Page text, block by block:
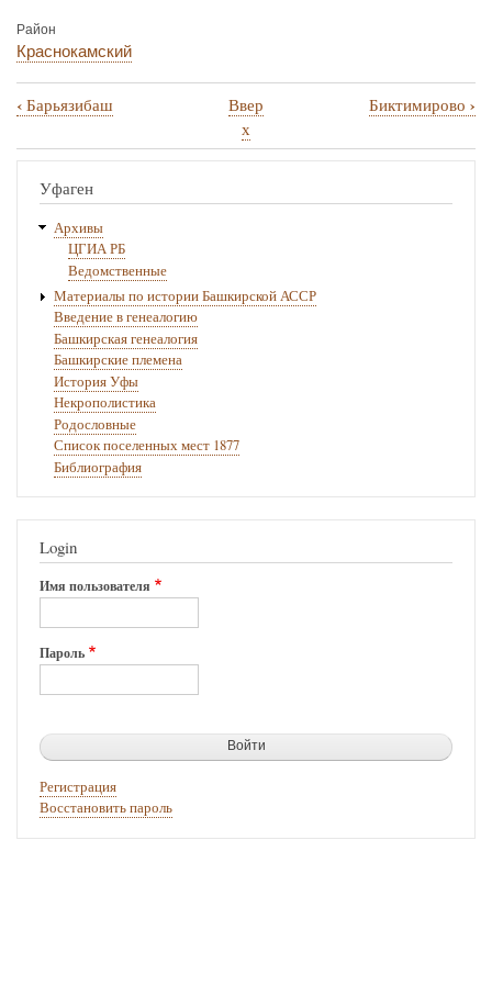
Район
Краснокамский
Перекрёстные
ссылки
книги
для
Бачкитау
‹ Барьязибаш
Ввер
х
Биктимирово ›
Уфаген
Архивы
ЦГИА РБ
Ведомственные
Материалы по истории Башкирской АССР
Введение в генеалогию
Башкирская генеалогия
Башкирские племена
История Уфы
Некрополистика
Родословные
Список поселенных мест 1877
Библиография
Login
Имя пользователя
Пароль
Регистрация
Восстановить пароль